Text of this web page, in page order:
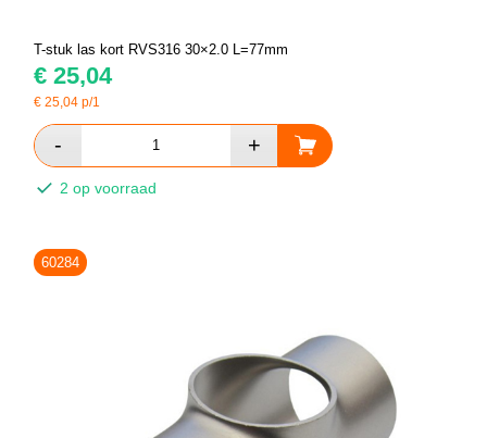
T-stuk las kort RVS316 30×2.0 L=77mm
€ 25,04
€25,04 p/1
2 op voorraad
60284